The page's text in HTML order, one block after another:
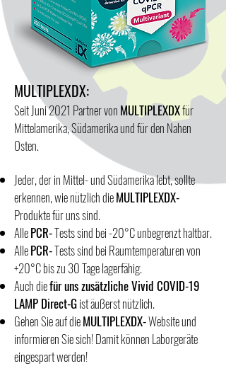
MULTIPLEXDX:
Seit Juni 2021 Partner von MULTIPLEXDXfür
Mittelamerika, Südamerika und für den Nahen
Osten.
Jeder, der in Mittel- und Südamerika lebt, sollte
erkennen, wie nützlich dieMULTIPLEXDX-
Produkte für uns sind.
AllePCR-Tests sind bei -20°C unbegrenzt haltbar.
AllePCR-Tests sind bei Raumtemperaturen von
+20°C bis zu 30 Tage lagerfähig.
Auch diefür uns zusätzliche Vivid COVID-19
LAMP Direct-Gist äußerst nützlich.
Gehen Sie auf dieMULTIPLEXDX-Website und
informieren Sie sich! Damit können Laborgeräte
eingespart werden!